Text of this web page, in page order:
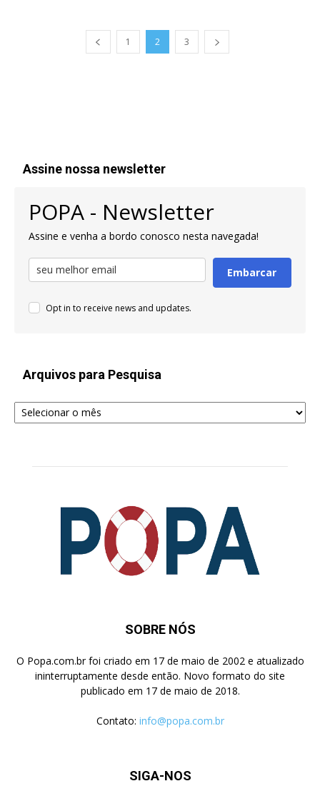
1 2 3
Assine nossa newsletter
POPA - Newsletter
Assine e venha a bordo conosco nesta navegada!
Embarcar
Opt in to receive news and updates.
Arquivos para Pesquisa
Arquivos
para
SOBRE NÓS
O Popa.com.br foi criado em 17 de maio de 2002 e atualizado
ininterruptamente desde então. Novo formato do site
publicado em 17 de maio de 2018.
Contato: info@popa.com.br
SIGA-NOS